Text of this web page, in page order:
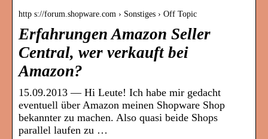
http s://forum.shopware.com › Sonstiges › Off Topic
Erfahrungen Amazon Seller
Central, wer verkauft bei
Amazon?
15.09.2013 — Hi Leute! Ich habe mir gedacht
eventuell über Amazon meinen Shopware Shop
bekannter zu machen. Also quasi beide Shops
parallel laufen zu …